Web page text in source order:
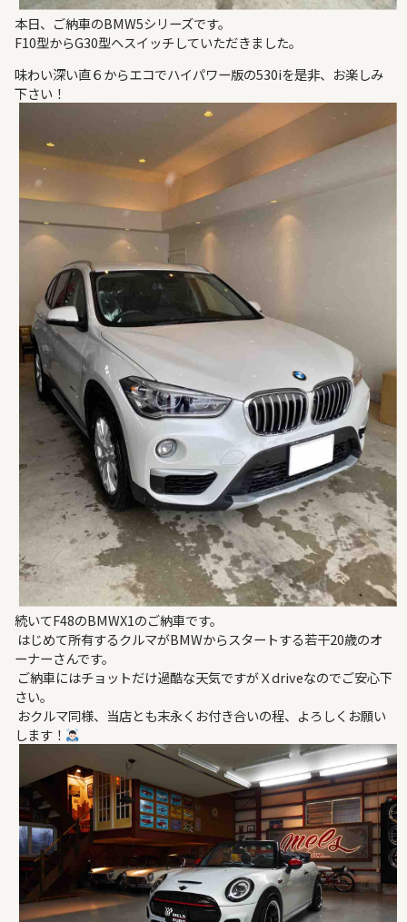
本日、ご納車のBMW5シリーズです。
F10型からG30型ヘスイッチしていただきました。
味わい深い直６からエコでハイパワー版の530iを是非、お楽しみ
下さい！
続いてF48のBMWX1のご納車です。
はじめて所有するクルマがBMWからスタートする若干20歳のオ
ーナーさんです。
ご納車にはチョットだけ過酷な天気ですがＸdriveなのでご安心下
さい。
おクルマ同様、当店とも末永くお付き合いの程、よろしくお願い
します！